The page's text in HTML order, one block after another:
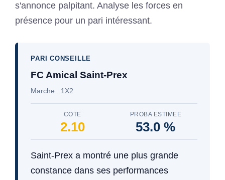
s'annonce palpitant. Analyse les forces en
présence pour un pari intéressant.
PARI CONSEILLE
FC Amical Saint-Prex
Marche : 1X2
COTE
2.10
PROBA ESTIMEE
53.0 %
Saint-Prex a montré une plus grande
constance dans ses performances